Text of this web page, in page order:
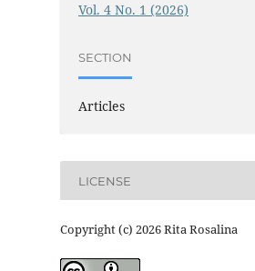
Vol. 4 No. 1 (2026)
SECTION
Articles
LICENSE
Copyright (c) 2026 Rita Rosalina